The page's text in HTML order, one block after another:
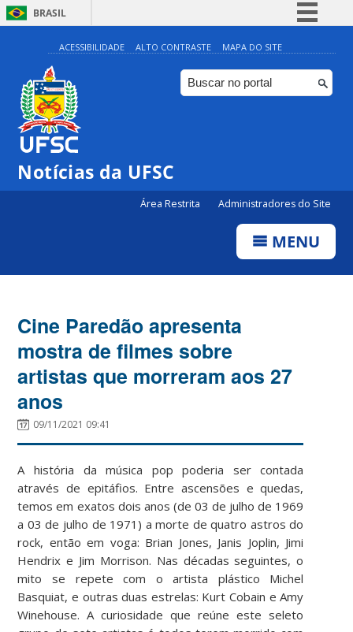
BRASIL
Simplifique!
Comunica BR
Participe
ACESSIBILIDADE ALTO CONTRASTE MAPA DO SITE
Notícias da UFSC
Área Restrita Administradores do Site
MENU
Cine Paredão apresenta
mostra de filmes sobre
artistas que morreram aos 27
anos
09/11/2021 09:41
A história da música pop poderia ser contada
através de epitáfios. Entre ascensões e quedas,
temos em exatos dois anos (de 03 de julho de 1969
a 03 de julho de 1971) a morte de quatro astros do
rock, então em voga: Brian Jones, Janis Joplin, Jimi
Hendrix e Jim Morrison. Nas décadas seguintes, o
mito se repete com o artista plástico Michel
Basquiat, e outras duas estrelas: Kurt Cobain e Amy
Winehouse. A curiosidade que reúne este seleto